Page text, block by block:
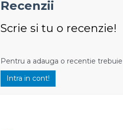
Recenzii
Scrie si tu o recenzie!
Pentru a adauga o recentie
Intra in cont!